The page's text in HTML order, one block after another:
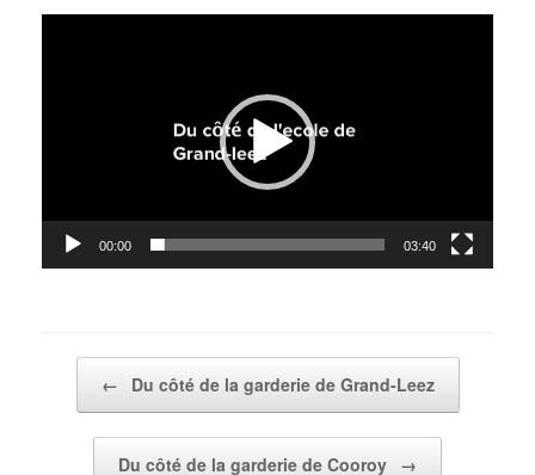
00:00 03:40
← Du côté de la garderie de Grand-Leez
Du côté de la garderie de Cooroy →